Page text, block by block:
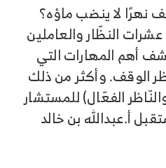
تواصل معنا
نهرًا لا ينضب ماؤه؟
النظّار والعاملين
أهم المهارات التي
الوقف. وأكثر من ذلك
الفعّال) للمستشار
أ.عبدالله بن خالد